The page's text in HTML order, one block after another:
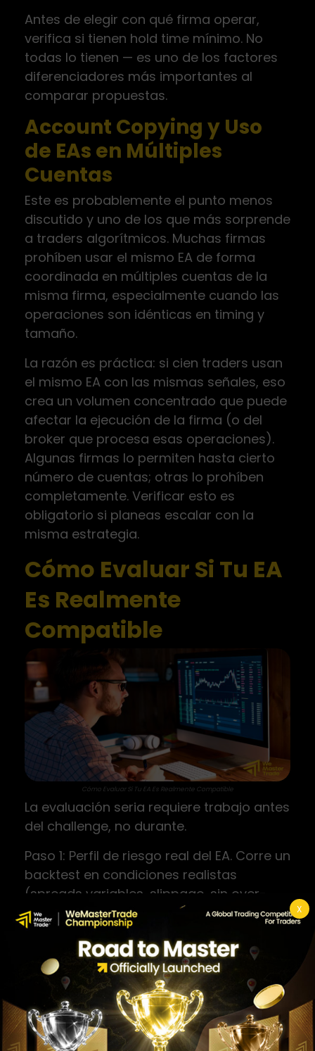
X
Antes de elegir con qué firma operar,
verifica si tienen hold time mínimo. No
todas lo tienen — es uno de los factores
diferenciadores más importantes al
comparar propuestas.
Account Copying y Uso
de EAs en Múltiples
Cuentas
Este es probablemente el punto menos
discutido y uno de los que más sorprende
a traders algorítmicos. Muchas firmas
prohíben usar el mismo EA de forma
coordinada en múltiples cuentas de la
misma firma, especialmente cuando las
operaciones son idénticas en timing y
tamaño.
La razón es práctica: si cien traders usan
el mismo EA con las mismas señales, eso
crea un volumen concentrado que puede
afectar la ejecución de la firma (o del
broker que procesa esas operaciones).
Algunas firmas lo permiten hasta cierto
número de cuentas; otras lo prohíben
completamente. Verificar esto es
obligatorio si planeas escalar con la
misma estrategia.
Cómo Evaluar Si Tu EA
Es Realmente
Compatible
Cómo Evaluar Si Tu EA Es Realmente Compatible
La evaluación seria requiere trabajo antes
del challenge, no durante.
Paso 1: Perfil de riesgo real del EA. Corre un
backtest en condiciones realistas
(spreads variables, slippage, sin over-
optimization) y extrae estas métricas:
drawdown máximo histórico, drawdown
diario máximo registrado, duración
promedio de posiciones abiertas,
frecuencia de operaciones durante
eventos de noticias, y comportamiento
en períodos de alta volatilidad.